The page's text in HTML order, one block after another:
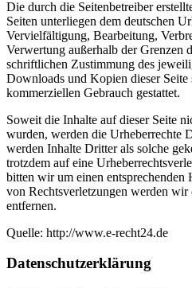
Die durch die Seitenbetreiber
Seiten unterliegen dem deutschen
Vervielfältigung, Bearbeitung,
Verwertung außerhalb der Grenzen
schriftlichen Zustimmung des
Downloads und Kopien dieser
kommerziellen Gebrauch gestattet.
Soweit die Inhalte auf dieser Seite
wurden, werden die Urheberrechte
werden Inhalte Dritter als solche
trotzdem auf eine
bitten wir um einen
von Rechtsverletzungen werden wir
entfernen.
Quelle: http://www.e-recht24.de
Datenschutzerklärung